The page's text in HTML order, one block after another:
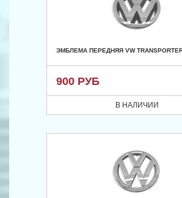
ЭМБЛЕМА ПЕРЕДНЯЯ VW
900 РУБ
В НАЛИЧИИ